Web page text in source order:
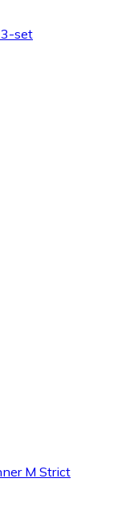
set
M Strict